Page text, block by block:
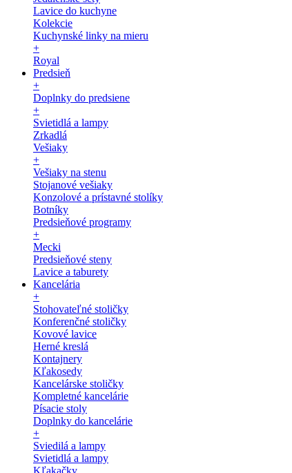
Lavice do kuchyne
Kolekcie
Kuchynské linky na mieru
+
Royal
Predsieň
+
Doplnky do predsiene
+
Svietidlá a lampy
Zrkadlá
Vešiaky
+
Vešiaky na stenu
Stojanové vešiaky
Konzolové a prístavné stolíky
Botníky
Predsieňové programy
+
Mecki
Predsieňové steny
Lavice a taburety
Kancelária
+
Stohovateľné stoličky
Konferenčné stoličky
Kovové lavice
Herné kreslá
Kontajnery
Kľakosedy
Kancelárske stoličky
Kompletné kancelárie
Písacie stoly
Doplnky do kancelárie
+
Sviedilá a lampy
Svietidlá a lampy
Kľakačky